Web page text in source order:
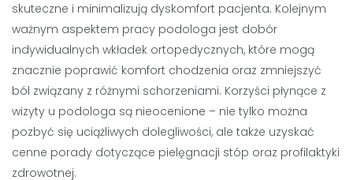
skuteczne i minimalizują dyskomfort pacjenta. Kolejnym
ważnym aspektem pracy podologa jest dobór
indywidualnych wkładek ortopedycznych, które mogą
znacznie poprawić komfort chodzenia oraz zmniejszyć
ból związany z różnymi schorzeniami. Korzyści płynące z
wizyty u podologa są nieocenione – nie tylko można
pozbyć się uciążliwych dolegliwości, ale także uzyskać
cenne porady dotyczące pielęgnacji stóp oraz profilaktyki
zdrowotnej.